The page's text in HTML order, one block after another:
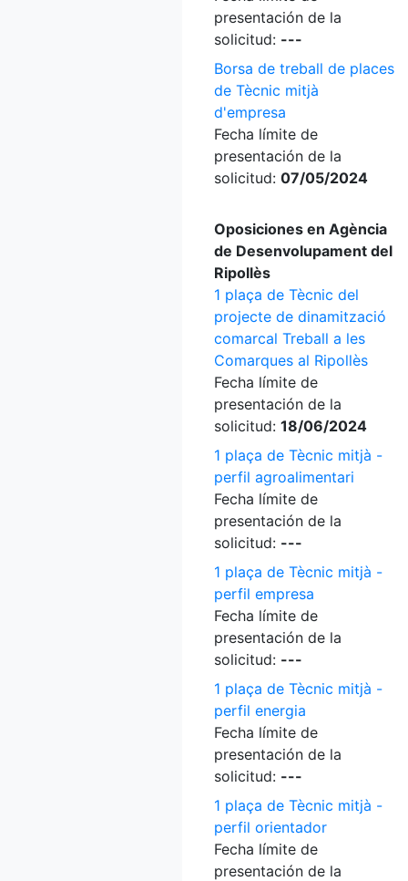
presentación de la
solicitud: ---
Borsa de treball de places
de Tècnic mitjà
d'empresa
Fecha límite de
presentación de la
solicitud: 07/05/2024
Oposiciones en Agència
de Desenvolupament del
Ripollès
1 plaça de Tècnic del
projecte de dinamització
comarcal Treball a les
Comarques al Ripollès
Fecha límite de
presentación de la
solicitud: 18/06/2024
1 plaça de Tècnic mitjà -
perfil agroalimentari
Fecha límite de
presentación de la
solicitud: ---
1 plaça de Tècnic mitjà -
perfil empresa
Fecha límite de
presentación de la
solicitud: ---
1 plaça de Tècnic mitjà -
perfil energia
Fecha límite de
presentación de la
solicitud: ---
1 plaça de Tècnic mitjà -
perfil orientador
Fecha límite de
presentación de la